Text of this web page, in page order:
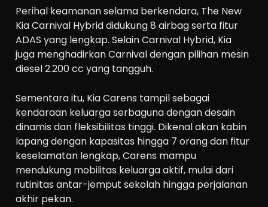
Perihal keamanan selama berkendara, The New
Kia Carnival Hybrid didukung 8 airbag serta fitur
ADAS yang lengkap. Selain Carnival Hybrid, Kia
juga menghadirkan Carnival dengan pilihan mesin
diesel 2.200 cc yang tangguh.
Sementara itu, Kia Carens tampil sebagai
kendaraan keluarga serbaguna dengan desain
dinamis dan fleksibilitas tinggi. Dikenal akan kabin
lapang dengan kapasitas hingga 7 orang dan fitur
keselamatan lengkap, Carens mampu
mendukung mobilitas keluarga aktif, mulai dari
rutinitas antar-jemput sekolah hingga perjalanan
akhir pekan.